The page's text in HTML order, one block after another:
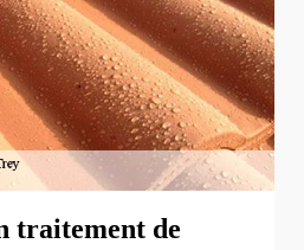
traitement de